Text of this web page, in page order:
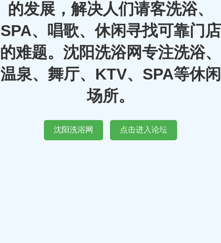
的发展，解决人们请客洗浴、
SPA、唱歌、休闲寻找可靠门店
的难题。沈阳洗浴网专注洗浴、
温泉、舞厅、KTV、SPA等休闲
场所。
沈阳洗浴网 点击进入论坛